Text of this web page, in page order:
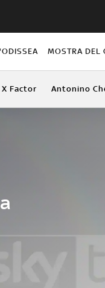
MOSTRA DEL
X Factor Antonino